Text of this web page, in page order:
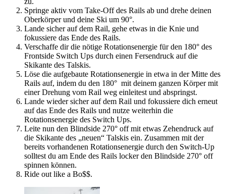
Springe aktiv vom Take-Off des Rails ab und drehe deinen
Oberkörper und deine Ski um 90°.
Lande sicher auf dem Rail, gehe etwas in die Knie und
fokussiere das Ende des Rails.
Verschaffe dir die nötige Rotationsenergie für den 180° des
Frontside Switch Ups durch einen Fersendruck auf die
Skikante des Talskis.
Löse die aufgebaute Rotationsenergie in etwa in der Mitte des
Rails auf, indem du den 180° mit deinem ganzen Körper mit
einer Drehung vom Rail weg einleitest und abspringst.
Lande wieder sicher auf dem Rail und fokussiere dich erneut
auf das Ende des Rails und nutze weiterhin die
Rotationsenergie des Switch Ups.
Leite nun den Blindside 270° off mit etwas Zehendruck auf
die Skikante des „neuen“ Talskis ein. Zusammen mit der
bereits vorhandenen Rotationsenergie durch den Switch-Up
solltest du am Ende des Rails locker den Blindside 270° off
spinnen können.
Ride out like a Bo$$.